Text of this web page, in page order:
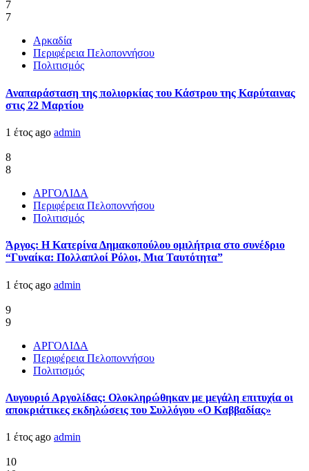
7
7
Αρκαδία
Περιφέρεια Πελοποννήσου
Πολιτισμός
Αναπαράσταση της πολιορκίας του Κάστρου της Καρύταινας
στις 22 Μαρτίου
1 έτος ago admin
8
8
ΑΡΓΟΛΙΔΑ
Περιφέρεια Πελοποννήσου
Πολιτισμός
Άργος: Η Κατερίνα Δημακοπούλου ομιλήτρια στο συνέδριο
“Γυναίκα: Πολλαπλοί Ρόλοι, Μια Ταυτότητα”
1 έτος ago admin
9
9
ΑΡΓΟΛΙΔΑ
Περιφέρεια Πελοποννήσου
Πολιτισμός
Λυγουριό Αργολίδας: Ολοκληρώθηκαν με μεγάλη επιτυχία οι
αποκριάτικες εκδηλώσεις του Συλλόγου «Ο Καββαδίας»
1 έτος ago admin
10